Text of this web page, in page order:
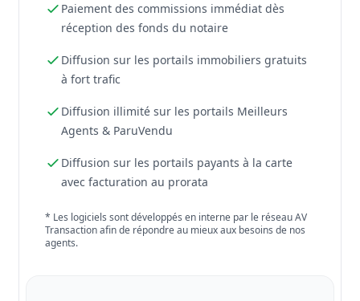
Paiement des commissions immédiat dès
réception des fonds du notaire
Diffusion sur les portails immobiliers gratuits
à fort trafic
Diffusion illimité sur les portails Meilleurs
Agents & ParuVendu
Diffusion sur les portails payants à la carte
avec facturation au prorata
* Les logiciels sont développés en interne par le réseau AV
Transaction afin de répondre au mieux aux besoins de nos
agents.